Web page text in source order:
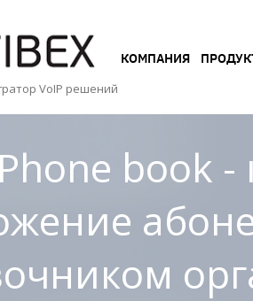
VoIP решений
КОМПАНИЯ
book